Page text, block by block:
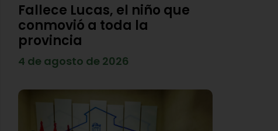
Fallece Lucas, el niño que
conmovió a toda la
provincia
4 de agosto de 2026